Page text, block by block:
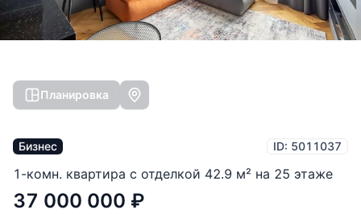
Планировка
Бизнес ID: 5011037
1-комн. квартира с отделкой 42.9 м² на 25 этаже
37 000 000 ₽